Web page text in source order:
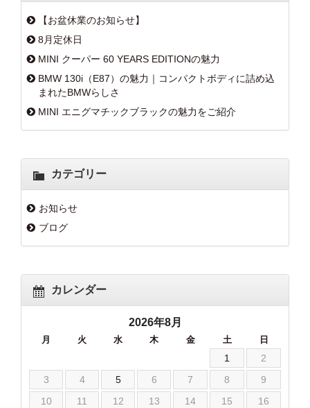
【お盆休業のお知らせ】
8月定休日
MINI クーパー 60 YEARS EDITIONの魅力
BMW 130i（E87）の魅力｜コンパクトボディに詰め込
まれたBMWらしさ
MINI エニグマチックブラックの魅力をご紹介
カテゴリー
お知らせ
ブログ
カレンダー
2026年8月
月 火 水 木 金 土 日
1
2
3
4 5 6 7 8
9
10
11 12 13 14 15
16